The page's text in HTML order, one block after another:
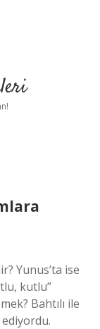
Yunus’ta ise
kutlu”
Bahtılı ile
ediyordu.